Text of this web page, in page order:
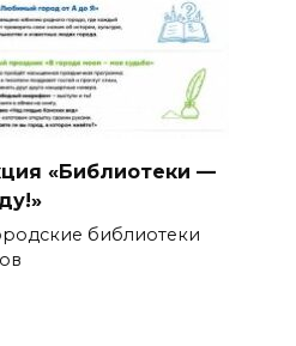
«Библиотеки —
библиотеки